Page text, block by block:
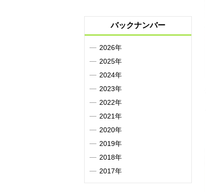
バックナンバー
2026年
2025年
2024年
2023年
2022年
2021年
2020年
2019年
2018年
2017年